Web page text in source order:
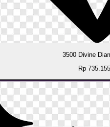
3500 Divine
Rp 735.155